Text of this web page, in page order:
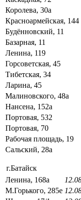
Королева, 30а
Красноармейская, 144
Будённовский, 11
Базарная, 11
Ленина, 119
Горсоветская, 45
Тибетская, 34
Ларина, 45
Малиновского, 48а
Нансена, 152а
Портовая, 532
Портовая, 70
Рабочая площадь, 19
Сальский, 28a
г.Батайск
Ленина, 168а
М.Горького, 285е